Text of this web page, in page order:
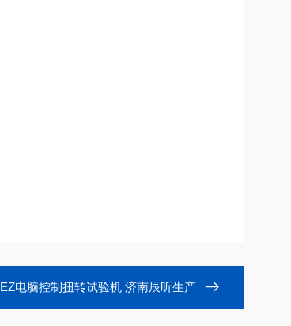
EZ电脑控制扭转试验机 济南辰昕生产